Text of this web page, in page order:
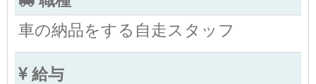
車の納品をする自走スタッフ
給与